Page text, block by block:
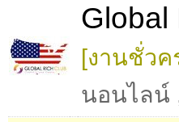
Global
[งานชั่วค
นอนไลน์